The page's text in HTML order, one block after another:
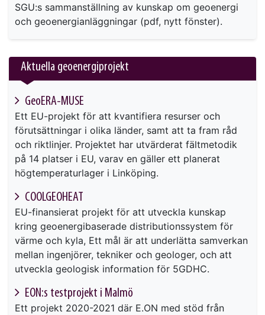
SGU:s sammanställning av kunskap om geoenergi
och geoenergianläggningar (pdf, nytt fönster).
Aktuella geoenergiprojekt
GeoERA-MUSE
Ett EU-projekt för att kvantifiera resurser och
förutsättningar i olika länder, samt att ta fram råd
och riktlinjer. Projektet har utvärderat fältmetodik
på 14 platser i EU, varav en gäller ett planerat
högtemperaturlager i Linköping.
COOLGEOHEAT
EU-finansierat projekt för att utveckla kunskap
kring geoenergibaserade distributionssystem för
värme och kyla, Ett mål är att underlätta samverkan
mellan ingenjörer, tekniker och geologer, och att
utveckla geologisk information för 5GDHC.
EON:s testprojekt i Malmö
Ett projekt 2020-2021 där E.ON med stöd från